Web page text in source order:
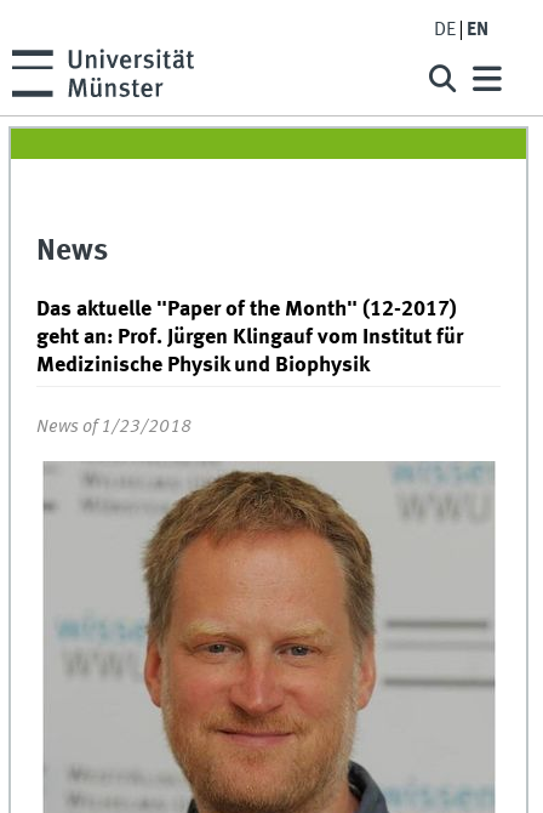
DE EN
News
Das aktuelle "Paper of the Month" (12-2017)
geht an: Prof. Jürgen Klingauf vom Institut für
Medizinische Physik und Biophysik
News of 1/23/2018